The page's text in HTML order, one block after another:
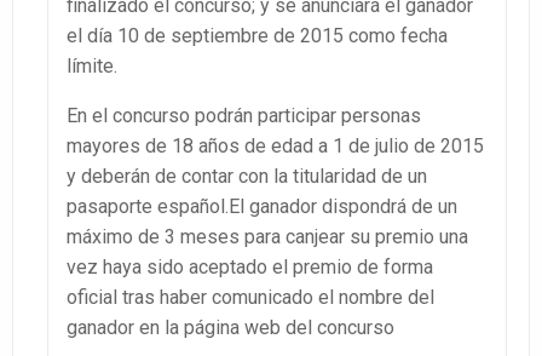
finalizado el concurso; y se anunciará el ganador
el día 10 de septiembre de 2015 como fecha
límite.
En el concurso podrán participar personas
mayores de 18 años de edad a 1 de julio de 2015
y deberán de contar con la titularidad de un
pasaporte español.El ganador dispondrá de un
máximo de 3 meses para canjear su premio una
vez haya sido aceptado el premio de forma
oficial tras haber comunicado el nombre del
ganador en la página web del concurso